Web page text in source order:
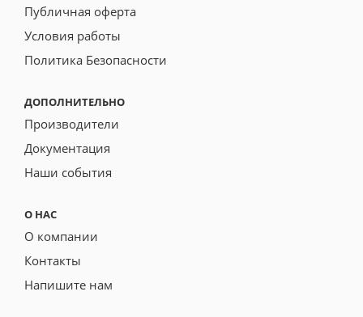
Публичная оферта
Условия работы
Политика Безопасности
ДОПОЛНИТЕЛЬНО
Производители
Документация
Наши события
О НАС
О компании
Контакты
Напишите нам